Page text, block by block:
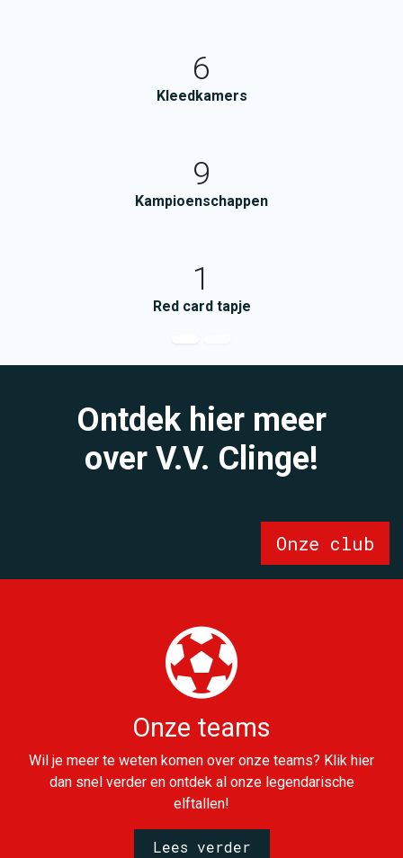
6
Kleedkamers
9
Kampioenschappen
1
Red card tapje
Ontdek hier meer
over V.V. Clinge!
Onze club
Onze teams
Wil je meer te weten komen over onze teams? Klik hier
dan snel verder en ontdek al onze legendarische
elftallen!
Lees verder